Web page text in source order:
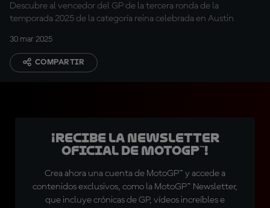
Descubre al vencedor del GP de la tercera ronda de la
temporada 2025 de la categoría reina celebrada en Austin
30 mar 2025
COMPARTIR
¡Recibe la Newsletter
oficial de MotoGP™!
Crea ahora una cuenta de MotoGP™ y accede a
contenidos exclusivos, como la MotoGP™ Newsletter,
que incluye crónicas de GP, vídeos increíbles e